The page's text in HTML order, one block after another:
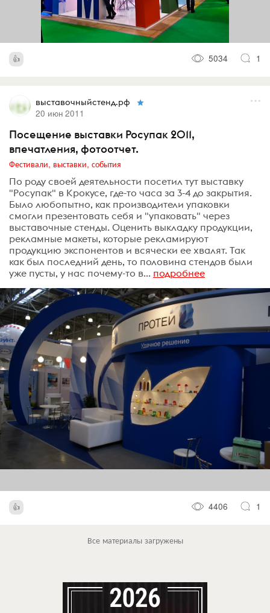
5034 1
выставочныйстенд.рф
20 июн 2011
Посещение выставки Росупак 2011,
впечатления, фотоотчет.
Фестивали, выставки, события
По роду своей деятельности посетил тут выставку
"Росупак" в Крокусе, где-то часа за 3-4 до закрытия.
Было любопытно, как производители упаковки
смогли презентовать себя и "упаковать" через
выставочные стенды. Оценить выкладку продукции,
рекламные макеты, которые рекламируют
продукцию экспонентов и всячески ее хвалят. Так
как был последний день, то половина стендов были
уже пусты, у нас почему-то в... подробнее
4406 1
Все материалы загружены